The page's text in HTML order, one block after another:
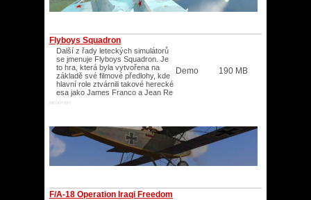
Flyboys Squadron
Další z řady leteckých simulátorů
se jmenuje Flyboys Squadron. Je
to hra, která byla vytvořena na
základě své filmové předlohy, kde
hlavní role ztvárnili takové herecké
esa jako James Franco a Jean Re
ME/XP/XP/
Demo 190 MB
F/A-18 Operation Iraqi Freedom